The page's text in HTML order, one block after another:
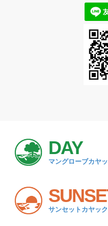
DAY
マングローブカヤ
サンセットカヤッ